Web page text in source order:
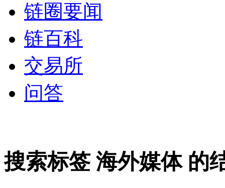
链圈要闻
链百科
交易所
问答
搜索标签 海外媒体的